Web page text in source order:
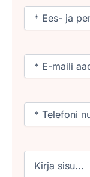
(Required)